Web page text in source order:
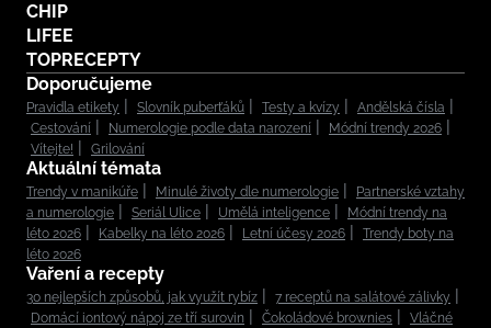
CHIP
LIFEE
TOPRECEPTY
Doporučujeme
Pravidla etikety Slovník puberťáků Testy a kvízy
Andělská čísla
Cestování
Numerologie podle data narození
Módní trendy 2026
Vítejte!
Grilování
Aktuální témata
Trendy v manikúře Minulé životy dle numerologie
Partnerské vztahy
a numerologie
Seriál Ulice Umělá inteligence
Módní trendy na
léto 2026
Kabelky na léto 2026 Letní účesy 2026
Trendy boty na
léto 2026
Vaření a recepty
30 nejlepších způsobů, jak využít rybíz
7 receptů na salátové zálivky
Domácí iontový nápoj ze tří surovin
Čokoládové brownies
Vláčné